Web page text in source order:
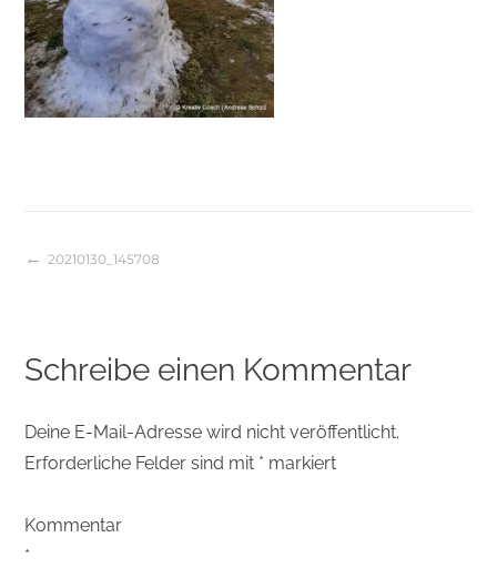
Beitragsnavigation
20210130_145708
Schreibe einen Kommentar
Deine E-Mail-Adresse wird nicht veröffentlicht.
Erforderliche Felder sind mit * markiert
Kommentar
*